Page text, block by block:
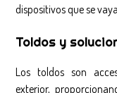
dispositivos que se
Toldos y
Los toldos son
exterior,